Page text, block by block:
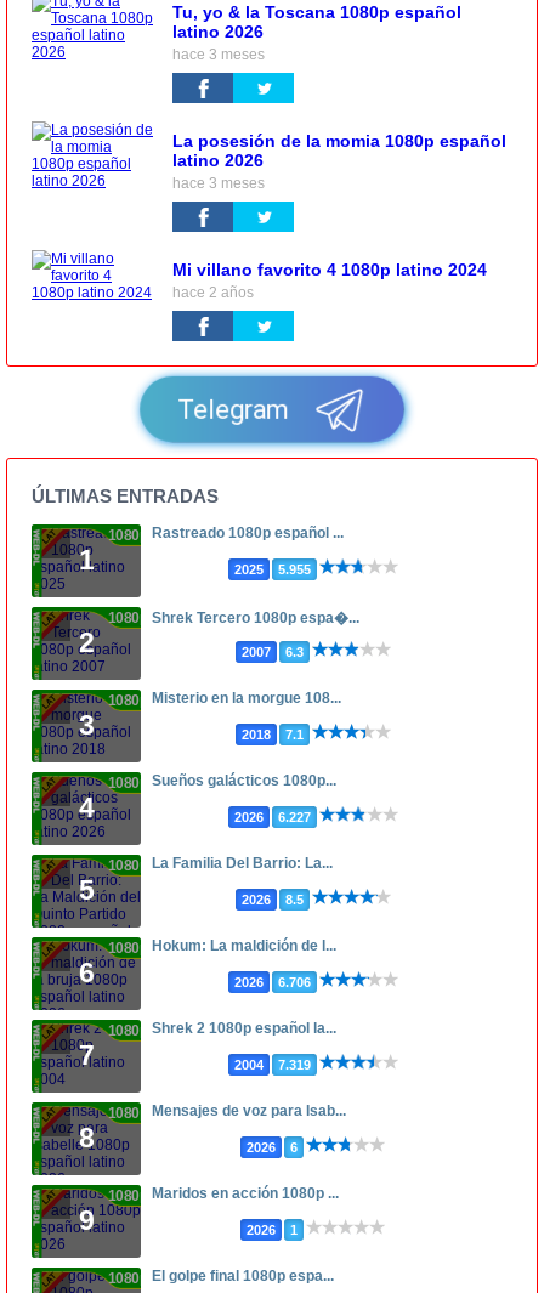
Tu, yo & la Toscana 1080p español
latino 2026
hace 3 meses
La posesión de la momia 1080p español
latino 2026
hace 3 meses
Mi villano favorito 4 1080p latino 2024
hace 2 años
Telegram
ÚLTIMAS ENTRADAS
1
1080p Rastreado 1080p español ...
2025 5.955
2
1080p Shrek Tercero 1080p espa�...
2007 6.3
3
1080p Misterio en la morgue 108...
2018 7.1
4
1080p Sueños galácticos 1080p...
2026 6.227
5
1080p La Familia Del Barrio: La...
2026 8.5
6
1080p Hokum: La maldición de l...
2026 6.706
7
1080p Shrek 2 1080p español la...
2004 7.319
8
1080p Mensajes de voz para Isab...
2026 6
9
1080p Maridos en acción 1080p ...
2026 1
1080p El golpe final 1080p espa...